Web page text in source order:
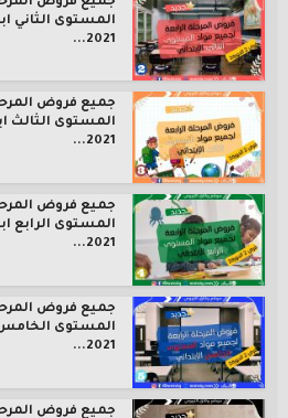
المستوى الثاني
2021...
جميع فروض
المستوى الثالث
2021...
جميع فروض
المستوى الرابع
2021...
جميع فروض
المستوى الخامس
2021...
جميع فروض